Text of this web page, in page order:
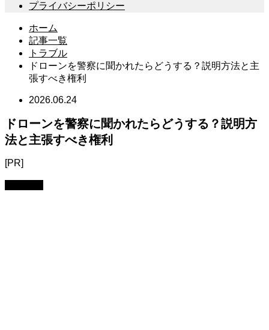
プライバシーポリシー
ホーム
記事一覧
トラブル
ドローンを警察に聞かれたらどうする？説明方法と主
張すべき権利
2026.06.24
ドローンを警察に聞かれたらどうする？説明方
法と主張すべき権利
[PR]